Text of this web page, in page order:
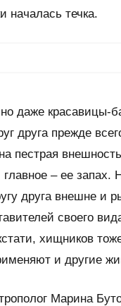
началась течка.
даже красавицы-
друга прежде
пестрая
– ее запах.
друга внешне и
своего
хищников
и другие
Марина